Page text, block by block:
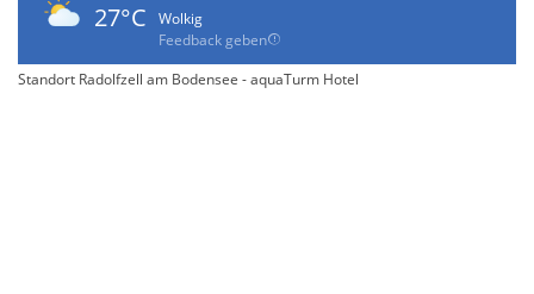
27°C
Wolkig
Feedback geben
Standort Radolfzell am Bodensee - aquaTurm Hotel